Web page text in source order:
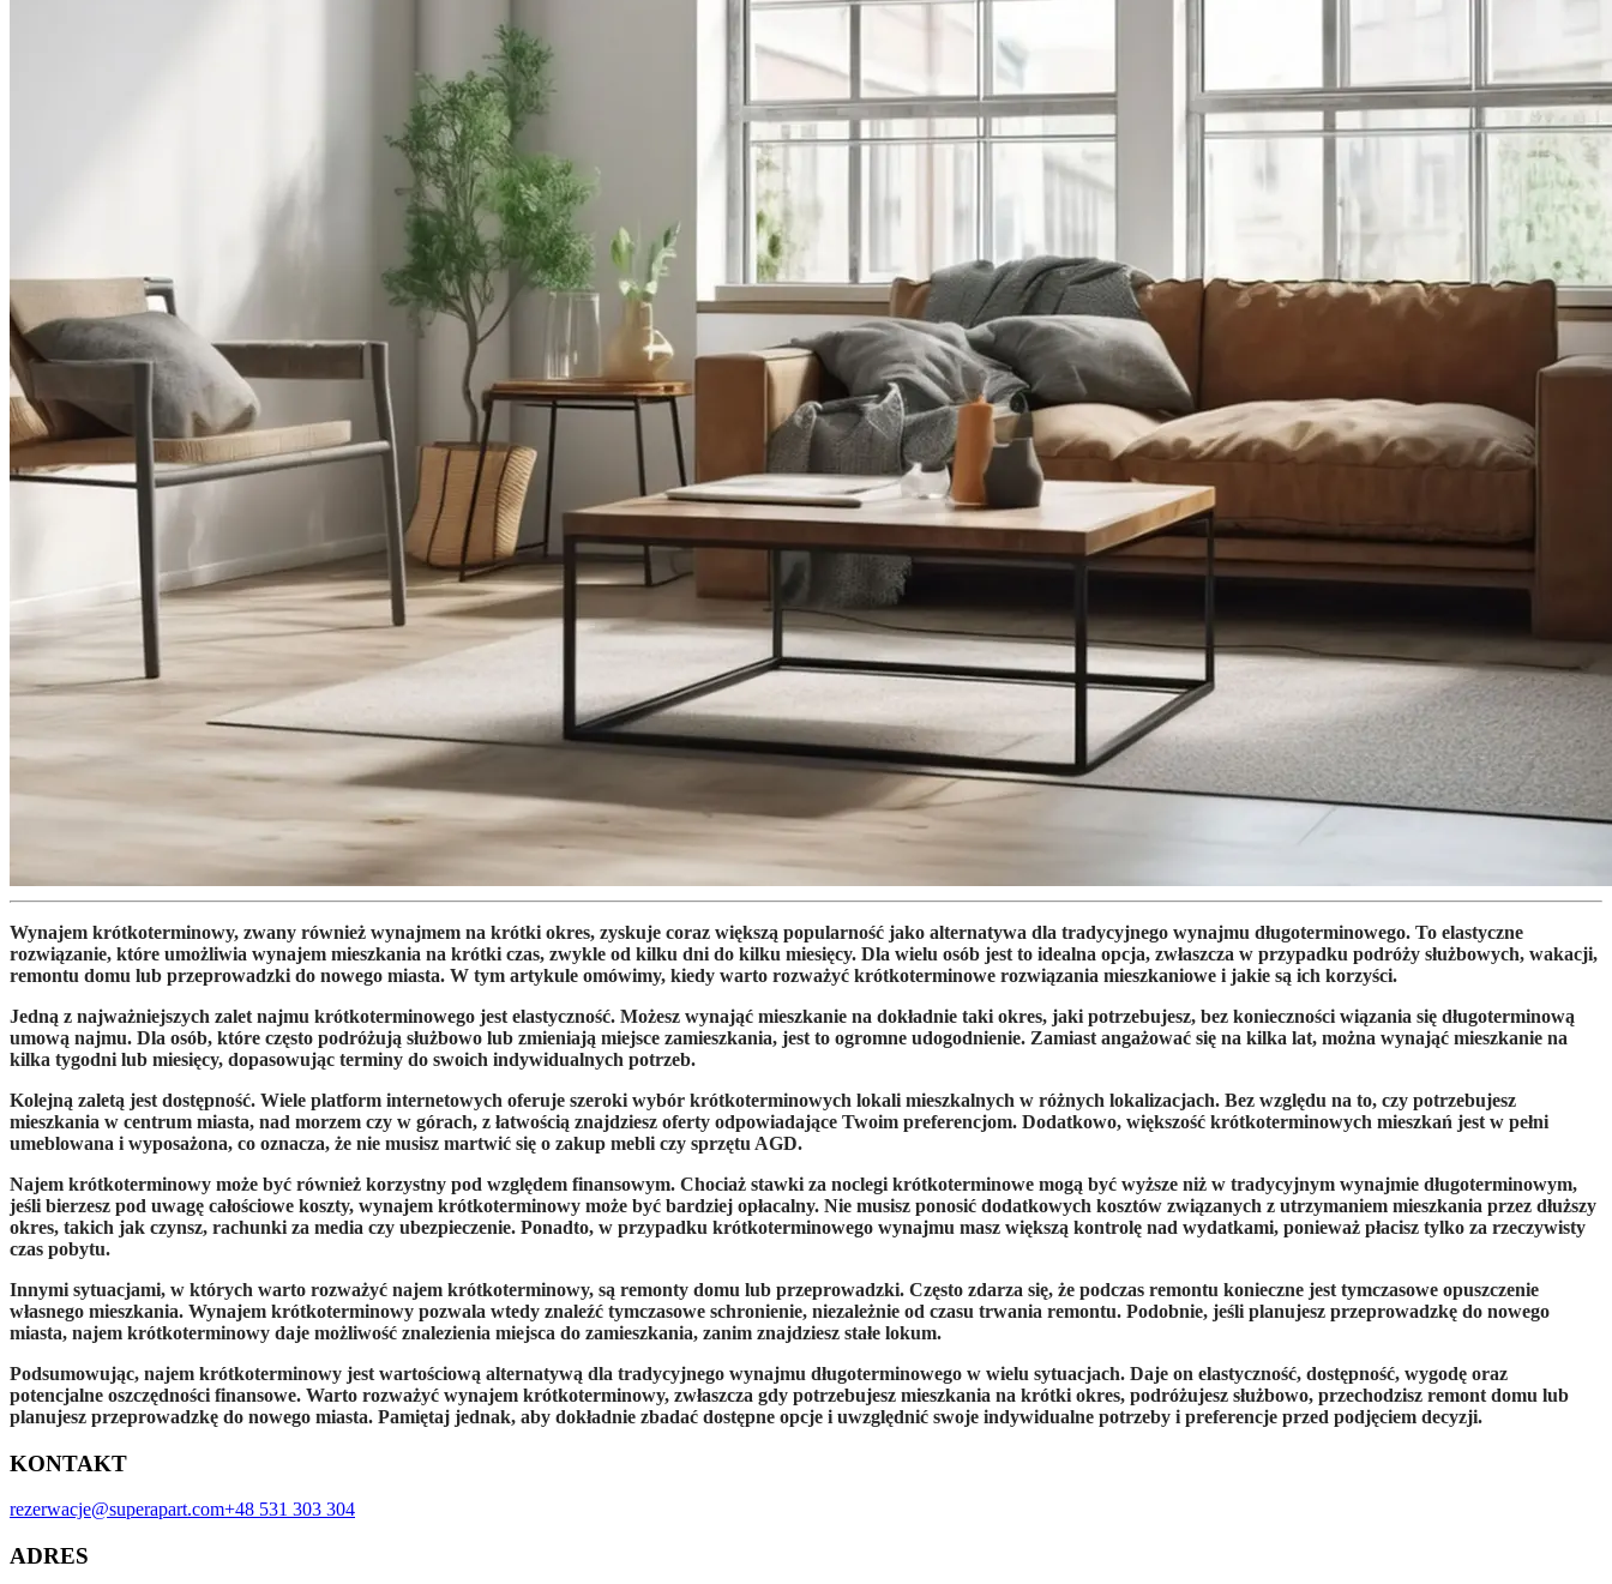
Wynajem krótkoterminowy, zwany również wynajmem na krótki okres, zyskuje coraz większą popularność jako alternatywa dla tradycyjnego wynajmu długoterminowego. To elastyczne
rozwiązanie, które umożliwia wynajem mieszkania na krótki czas, zwykle od kilku dni do kilku miesięcy. Dla wielu osób jest to idealna opcja, zwłaszcza w przypadku podróży służbowych, wakacji,
remontu domu lub przeprowadzki do nowego miasta. W tym artykule omówimy, kiedy warto rozważyć krótkoterminowe rozwiązania mieszkaniowe i jakie są ich korzyści.
Jedną z najważniejszych zalet najmu krótkoterminowego jest elastyczność. Możesz wynająć mieszkanie na dokładnie taki okres, jaki potrzebujesz, bez konieczności wiązania się długoterminową
umową najmu. Dla osób, które często podróżują służbowo lub zmieniają miejsce zamieszkania, jest to ogromne udogodnienie. Zamiast angażować się na kilka lat, można wynająć mieszkanie na
kilka tygodni lub miesięcy, dopasowując terminy do swoich indywidualnych potrzeb.
Kolejną zaletą jest dostępność. Wiele platform internetowych oferuje szeroki wybór krótkoterminowych lokali mieszkalnych w różnych lokalizacjach. Bez względu na to, czy potrzebujesz
mieszkania w centrum miasta, nad morzem czy w górach, z łatwością znajdziesz oferty odpowiadające Twoim preferencjom. Dodatkowo, większość krótkoterminowych mieszkań jest w pełni
umeblowana i wyposażona, co oznacza, że nie musisz martwić się o zakup mebli czy sprzętu AGD.
Najem krótkoterminowy może być również korzystny pod względem finansowym. Chociaż stawki za noclegi krótkoterminowe mogą być wyższe niż w tradycyjnym wynajmie długoterminowym,
jeśli bierzesz pod uwagę całościowe koszty, wynajem krótkoterminowy może być bardziej opłacalny. Nie musisz ponosić dodatkowych kosztów związanych z utrzymaniem mieszkania przez dłuższy
okres, takich jak czynsz, rachunki za media czy ubezpieczenie. Ponadto, w przypadku krótkoterminowego wynajmu masz większą kontrolę nad wydatkami, ponieważ płacisz tylko za rzeczywisty
czas pobytu.
Innymi sytuacjami, w których warto rozważyć najem krótkoterminowy, są remonty domu lub przeprowadzki. Często zdarza się, że podczas remontu konieczne jest tymczasowe opuszczenie
własnego mieszkania. Wynajem krótkoterminowy pozwala wtedy znaleźć tymczasowe schronienie, niezależnie od czasu trwania remontu. Podobnie, jeśli planujesz przeprowadzkę do nowego
miasta, najem krótkoterminowy daje możliwość znalezienia miejsca do zamieszkania, zanim znajdziesz stałe lokum.
Podsumowując, najem krótkoterminowy jest wartościową alternatywą dla tradycyjnego wynajmu długoterminowego w wielu sytuacjach. Daje on elastyczność, dostępność, wygodę oraz
potencjalne oszczędności finansowe. Warto rozważyć wynajem krótkoterminowy, zwłaszcza gdy potrzebujesz mieszkania na krótki okres, podróżujesz służbowo, przechodzisz remont domu lub
planujesz przeprowadzkę do nowego miasta. Pamiętaj jednak, aby dokładnie zbadać dostępne opcje i uwzględnić swoje indywidualne potrzeby i preferencje przed podjęciem decyzji.
KONTAKT
rezerwacje@superapart.com+48 531 303 304
ADRES